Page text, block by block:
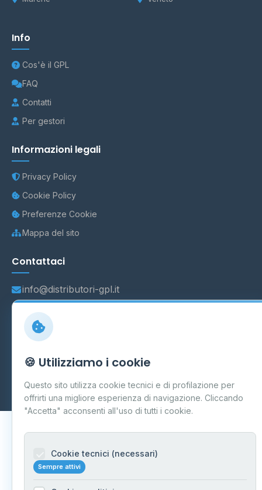
Info
Cos'è il GPL
FAQ
Contatti
Per gestori
Informazioni legali
Privacy Policy
Cookie Policy
Preferenze Cookie
Mappa del sito
Contattaci
info@distributori-gpl.it
Carpi P.IVA 03859300364
Dati forniti daMinistero delle Imprese e del Made in Italy
Aggiornamento quotidiano
🍪 Utilizziamo i cookie
Questo sito utilizza cookie tecnici e di profilazione per
offrirti una migliore esperienza di navigazione. Cliccando
"Accetta" acconsenti all'uso di tutti i cookie.
Cookie tecnici (necessari)
Sempre attivi